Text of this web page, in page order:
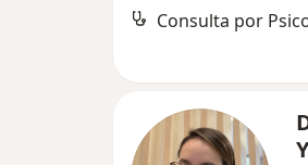
Consulta por